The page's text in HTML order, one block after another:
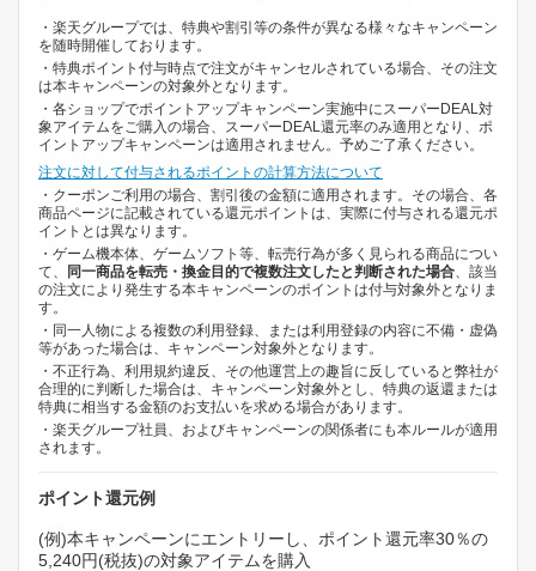
・楽天グループでは、特典や割引等の条件が異なる様々なキャンペーン
を随時開催しております。
・特典ポイント付与時点で注文がキャンセルされている場合、その注文
は本キャンペーンの対象外となります。
・各ショップでポイントアップキャンペーン実施中にスーパーDEAL対
象アイテムをご購入の場合、スーパーDEAL還元率のみ適用となり、ポ
イントアップキャンペーンは適用されません。予めご了承ください。
注文に対して付与されるポイントの計算方法について
・クーポンご利用の場合、割引後の金額に適用されます。その場合、各
商品ページに記載されている還元ポイントは、実際に付与される還元ポ
イントとは異なります。
・ゲーム機本体、ゲームソフト等、転売行為が多く見られる商品につい
て、 同一商品を転売・換金目的で複数注文したと判断された場合 、該当
の注文により発生する本キャンペーンのポイントは付与対象外となりま
す。
・同一人物による複数の利用登録、または利用登録の内容に不備・虚偽
等があった場合は、キャンペーン対象外となります。
・不正行為、利用規約違反、その他運営上の趣旨に反していると弊社が
合理的に判断した場合は、キャンペーン対象外とし、特典の返還または
特典に相当する金額のお支払いを求める場合があります。
・楽天グループ社員、およびキャンペーンの関係者にも本ルールが適用
されます。
ポイント還元例
(例)本キャンペーンにエントリーし、ポイント還元率30％の
5,240円(税抜)の対象アイテムを購入